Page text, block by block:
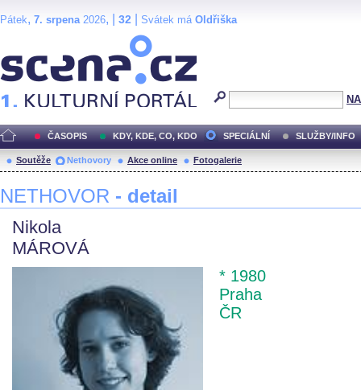
Pátek, 7. srpena2026, | 32 Svátek má Oldřiška
ČASOPIS KDY, KDE, CO, KDO SPECIÁLNÍ SLUŽBY/INFO
Soutěže Nethovory Akce online Fotogalerie
NETHOVOR - detail
Nikola
MÁROVÁ
* 1980
Praha
ČR